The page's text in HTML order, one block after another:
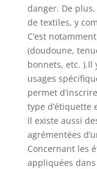
danger. De plus,
de textiles, y
C’est
(doudoune,
bonnets, etc. ).Il
usages
permet
type
Il existe aussi
agrémentées
Concernant les
appliquées